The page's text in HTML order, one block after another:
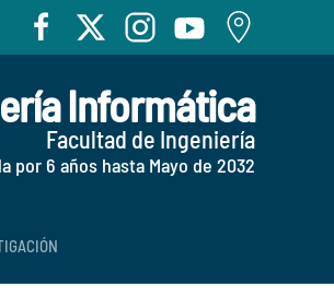
Informática
Facultad de Ingeniería
por 6 años hasta Mayo de 2032